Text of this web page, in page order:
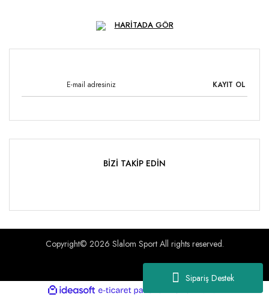
Sipariş Destek
HARİTADA GÖR
KAYIT OL
BİZİ TAKİP EDİN
Copyright© 2026 Slalom Sport All rights reserved.
ideasoft